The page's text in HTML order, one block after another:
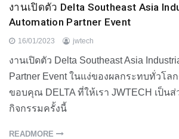
งานเปิดตัว Delta Southeast Asia
Automation Partner Event
16/01/2023 jwtech
งานเปิดตัว Delta Southeast Asia
Partner Event ในแง่ของผลกระทบทั่วโล
ขอบคุณ DELTA ที่ให้เรา JWTECH เป็น
กิจกรรมครั้งนี้
READMORE